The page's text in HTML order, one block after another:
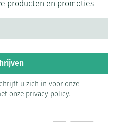
producten en promoties
u zich in voor onze
onze privacy policy.